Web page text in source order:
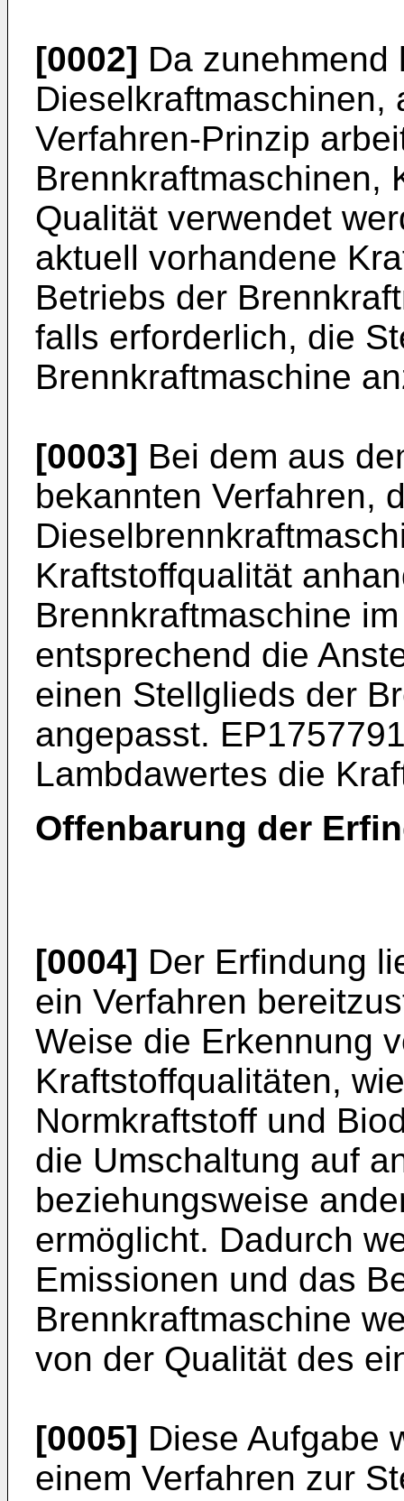
[0002] Da zunehmend
Dieselkraftmaschinen,
Verfahren-Prinzip
Brennkraftmaschinen,
Qualität verwendet
aktuell vorhandene
Betriebs der
falls erforderlich, die
Brennkraftmaschine
[0003] Bei dem aus
bekannten Verfahren,
Kraftstoffqualität
Brennkraftmaschine
entsprechend die
einen Stellglieds der
angepasst.
Lambdawertes die
Offenbarung der
[0004] Der Erfindung
ein Verfahren
Weise die Erkennung
Kraftstoffqualitäten,
Normkraftstoff und
die Umschaltung auf
beziehungsweise
ermöglicht. Dadurch
Emissionen und das
Brennkraftmaschine
von der Qualität des
[0005] Diese Aufgabe
einem Verfahren zur